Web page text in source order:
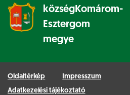
község Komárom-
Esztergom
megye
Oldaltérkép
Impresszum
Adatkezelési tájékoztató